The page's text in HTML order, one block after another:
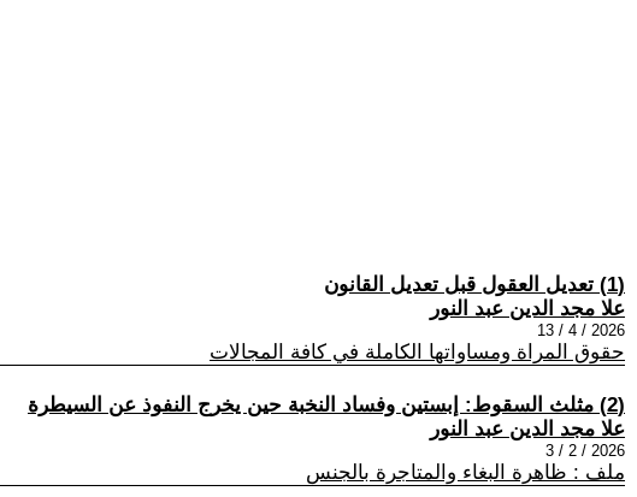
(1) تعديل العقول قبل تعديل القانون
علا مجد الدين عبد النور
2026 / 4 / 13
حقوق المراة ومساواتها الكاملة في كافة المجالات
(2) مثلث السقوط: إبستين وفساد النخبة حين يخرج النفوذ عن السيطرة
علا مجد الدين عبد النور
2026 / 2 / 3
ملف : ظاهرة البغاء والمتاجرة بالجنس